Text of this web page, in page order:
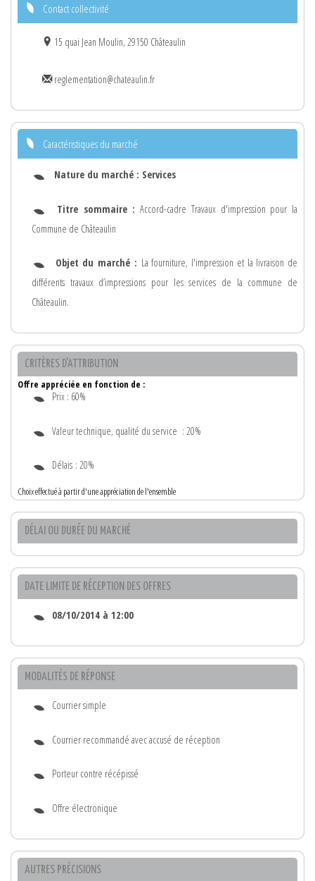
Contact collectivité
15 quai Jean Moulin, 29150 Châteaulin
reglementation@chateaulin.fr
Caractéristiques du marché
Nature du marché : Services
Titre sommaire : Accord-cadre Travaux d'impression pour la
Commune de Châteaulin
Objet du marché : La fourniture, l'impression et la livraison de
différents travaux d’impressions pour les services de la commune de
Châteaulin.
CRITÈRES D'ATTRIBUTION
Offre appréciée en fonction de :
Prix : 60%
Valeur technique, qualité du service : 20%
Délais : 20%
Choix effectué à partir d'une appréciation de l'ensemble
DÉLAI OU DURÉE DU MARCHÉ
DATE LIMITE DE RÉCEPTION DES OFFRES
08/10/2014 à 12:00
MODALITÉS DE RÉPONSE
Courrier simple
Courrier recommandé avec accusé de réception
Porteur contre récépissé
Offre électronique
AUTRES PRÉCISIONS